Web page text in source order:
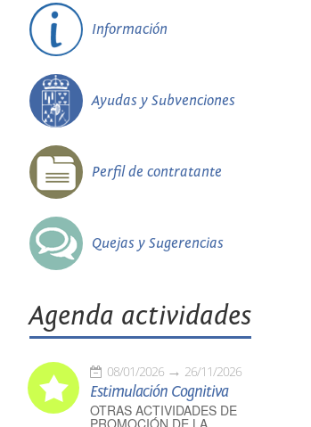
Información
Ayudas y Subvenciones
Perfil de contratante
Quejas y Sugerencias
Agenda actividades
08/01/2026 26/11/2026
Estimulación Cognitiva
OTRAS ACTIVIDADES DE
PROMOCIÓN DE LA